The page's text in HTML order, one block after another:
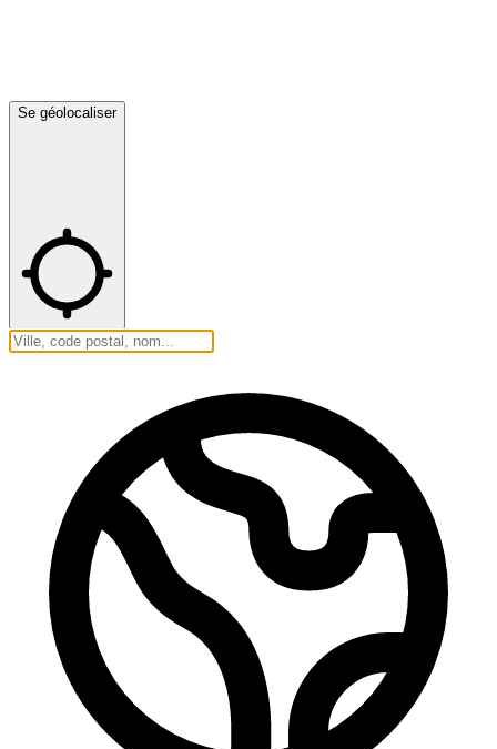
Se géolocaliser